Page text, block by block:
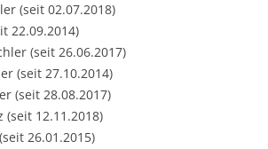
(seit 02.07.2018)
22.09.2014)
(seit 26.06.2017)
(seit 27.10.2014)
(seit 28.08.2017)
(seit 12.11.2018)
26.01.2015)